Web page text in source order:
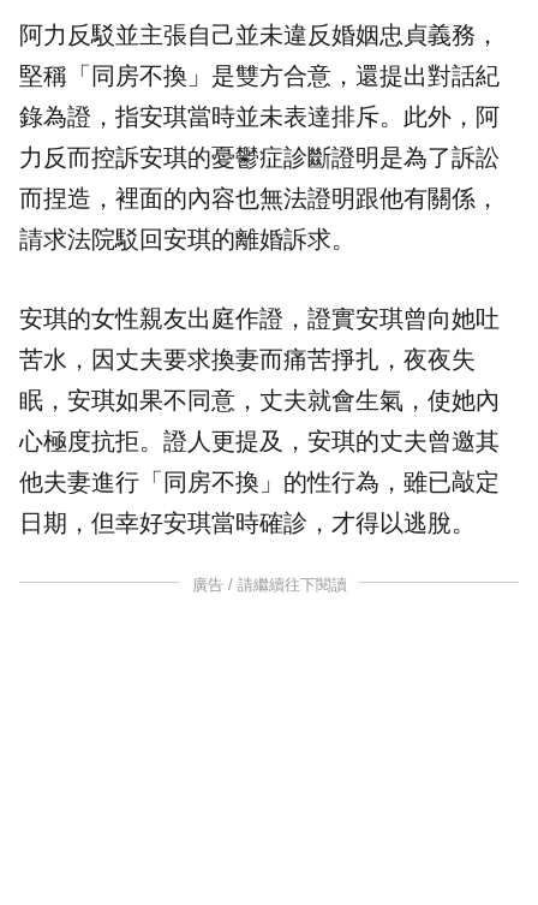
阿力反駁並主張自己並未違反婚姻忠貞義務，
堅稱「同房不換」是雙方合意，還提出對話紀
錄為證，指安琪當時並未表達排斥。此外，阿
力反而控訴安琪的憂鬱症診斷證明是為了訴訟
而捏造，裡面的內容也無法證明跟他有關係，
請求法院駁回安琪的離婚訴求。
安琪的女性親友出庭作證，證實安琪曾向她吐
苦水，因丈夫要求換妻而痛苦掙扎，夜夜失
眠，安琪如果不同意，丈夫就會生氣，使她內
心極度抗拒。證人更提及，安琪的丈夫曾邀其
他夫妻進行「同房不換」的性行為，雖已敲定
日期，但幸好安琪當時確診，才得以逃脫。
廣告 / 請繼續往下閱讀